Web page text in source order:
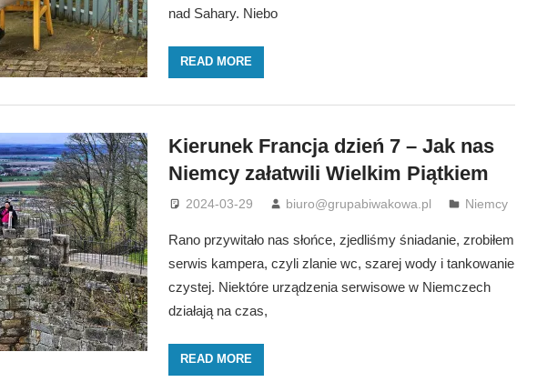
nad Sahary. Niebo
READ MORE
Kierunek Francja dzień 7 – Jak nas
Niemcy załatwili Wielkim Piątkiem
2024-03-29 biuro@grupabiwakowa.pl Niemcy
Rano przywitało nas słońce, zjedliśmy śniadanie, zrobiłem
serwis kampera, czyli zlanie wc, szarej wody i tankowanie
czystej. Niektóre urządzenia serwisowe w Niemczech
działają na czas,
READ MORE